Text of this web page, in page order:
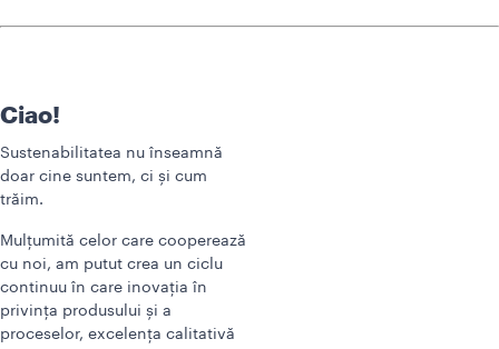
Ciao!
Sustenabilitatea nu înseamnă
doar cine suntem, ci și cum
trăim.
Mulțumită celor care cooperează
cu noi, am putut crea un ciclu
continuu în care inovația în
privința produsului și a
proceselor, excelența calitativă